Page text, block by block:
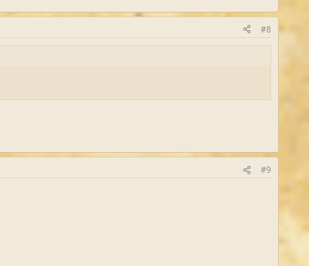
#8
#9